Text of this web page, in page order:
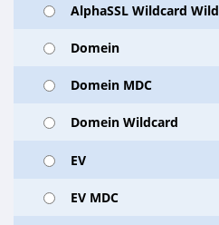
AlphaSSL Wildcard
Domein
Domein MDC
Domein Wildcard
EV
EV MDC